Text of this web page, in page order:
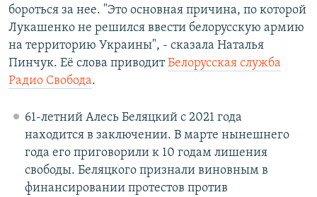
бороться за нее. "Это основная причина, по которой
Лукашенко не решился ввести белорусскую армию
на территорию Украины", - сказала Наталья
Пинчук. Её слова приводитБелорусская служба
Радио Свобода.
61-летний Алесь Беляцкий с 2021 года
находится в заключении. В марте нынешнего
года его приговорили к 10 годам лишения
свободы. Беляцкого признали виновным в
финансировании протестов против